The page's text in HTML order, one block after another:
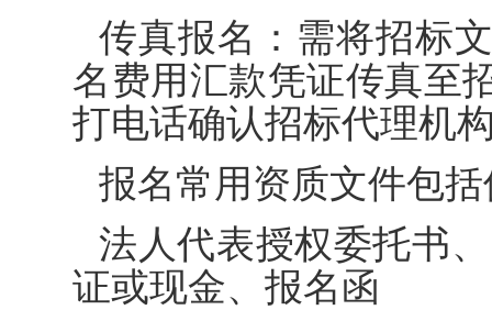
传真报名：需将招标
名费用汇款凭证传真至
打电话确认招标代理机
报名常用资质文件包
法人代表授权委托书
证或现金、报名函